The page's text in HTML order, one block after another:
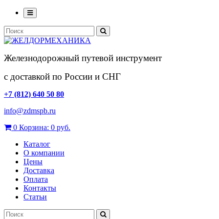
Железнодорожный путевой инструмент
с доставкой по России и СНГ
+7 (812) 640 50 80
info@zdmspb.ru
0 Корзина: 0 руб.
Каталог
О компании
Цены
Доставка
Оплата
Контакты
Статьи